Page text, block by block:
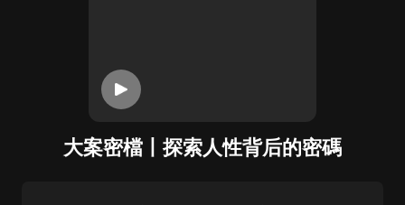
大案密檔丨探索人性背后的密碼